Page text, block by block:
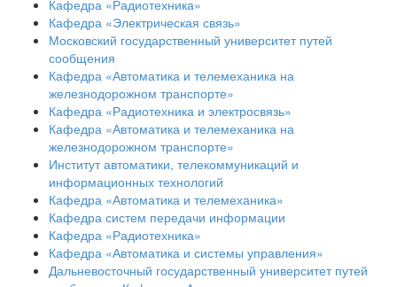
Кафедра «Радиотехника»
Кафедра «Электрическая связь»
Московский государственный университет путей
сообщения
Кафедра «Автоматика и телемеханика на
железнодорожном транспорте»
Кафедра «Радиотехника и электросвязь»
Кафедра «Автоматика и телемеханика на
железнодорожном транспорте»
Институт автоматики, телекоммуникаций и
информационных технологий
Кафедра «Автоматика и телемеханика»
Кафедра систем передачи информации
Кафедра «Радиотехника»
Кафедра «Автоматика и системы управления»
Дальневосточный государственный университет путей